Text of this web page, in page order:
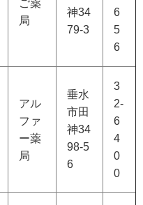
ご薬
局
神34
79-3
6
5
6
アル
ファ
ー薬
局
垂水
市田
神34
98-5
6
3
2-
6
4
0
0